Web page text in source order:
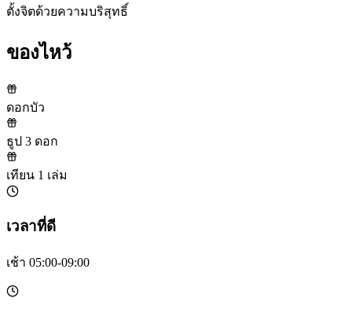
ตั้งจิตด้วยความบริสุทธิ์
ของไหว้
ดอกบัว
ธูป 3 ดอก
เทียน 1 เล่ม
เวลาที่ดี
เช้า 05:00-09:00